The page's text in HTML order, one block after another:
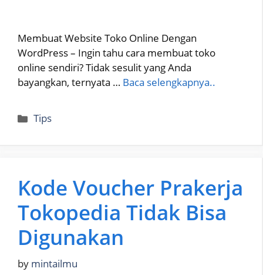
Membuat Website Toko Online Dengan
WordPress – Ingin tahu cara membuat toko
online sendiri? Tidak sesulit yang Anda
bayangkan, ternyata … Baca selengkapnya..
Categories
Tips
Kode Voucher Prakerja
Tokopedia Tidak Bisa
Digunakan
by mintailmu